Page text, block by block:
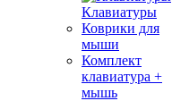
Клавиатуры
Коврики для
мыши
Комплект
клавиатура +
мышь